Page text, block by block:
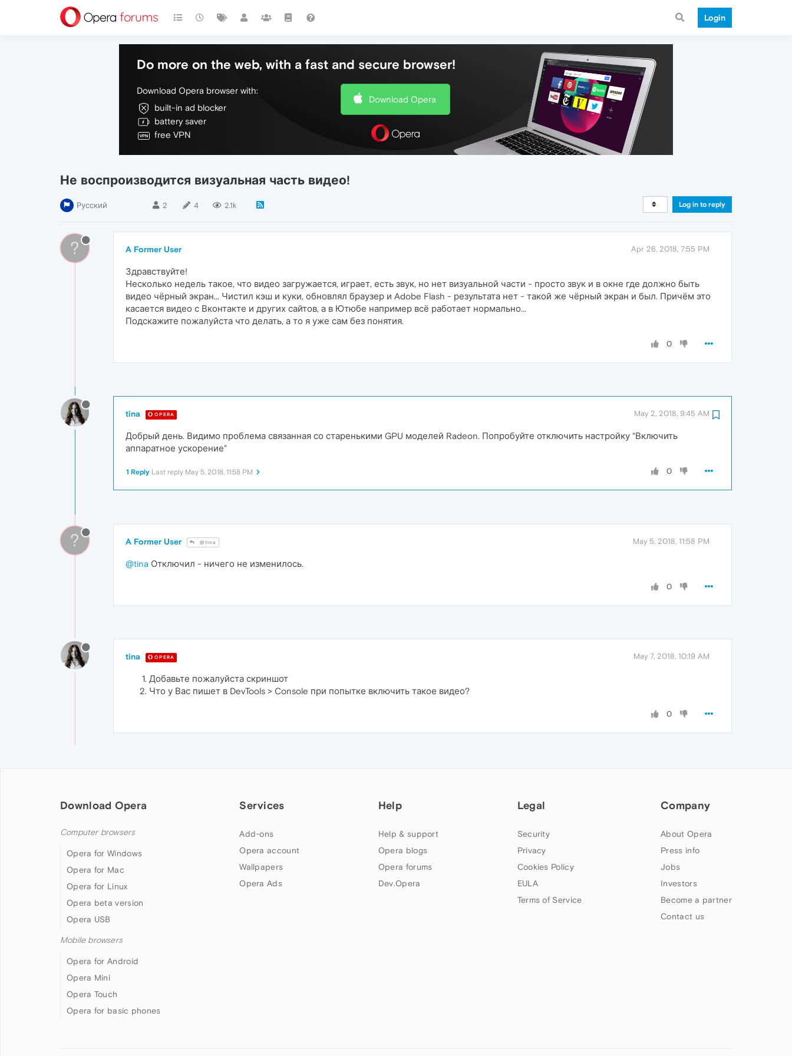
Login
Do more on the web, with a fast and secure browser!
Download Opera browser with:
built-in ad blocker
battery saver
free VPN
Download Opera
Не воспроизводится визуальная часть видео!
Русский 2 4 2.1k Log in to reply
? A Former User Apr 26, 2018, 7:55 PM
Здравствуйте!
Несколько недель такое, что видео загружается, играет, есть звук, но нет визуальной части - просто звук и в окне где должно быть
видео чёрный экран... Чистил кэш и куки, обновлял браузер и Adobe Flash - результата нет - такой же чёрный экран и был. Причём это
касается видео с Вконтакте и других сайтов, а в Ютюбе например всё работает нормально...
Подскажите пожалуйста что делать, а то я уже сам без понятия.
0
tina OPERA May 2, 2018, 9:45 AM
Добрый день. Видимо проблема связанная со старенькими GPU моделей Radeon. Попробуйте отключить настройку "Включить
аппаратное ускорение"
0
1 Reply Last reply May 5, 2018, 11:58 PM
? A Former User @tina May 5, 2018, 11:58 PM
@tina Отключил - ничего не изменилось.
0
tina OPERA May 7, 2018, 10:19 AM
Добавьте пожалуйста скриншот
Что у Вас пишет в DevTools > Console при попытке включить такое видео?
0
Download Opera
Computer browsers
Opera for Windows
Opera for Mac
Opera for Linux
Opera beta version
Opera USB
Mobile browsers
Opera for Android
Opera Mini
Opera Touch
Opera for basic phones
Services
Add-ons
Opera account
Wallpapers
Opera Ads
Help
Help & support
Opera blogs
Opera forums
Dev.Opera
Legal
Security
Privacy
Cookies Policy
EULA
Terms of Service
Company
About Opera
Press info
Jobs
Investors
Become a partner
Contact us